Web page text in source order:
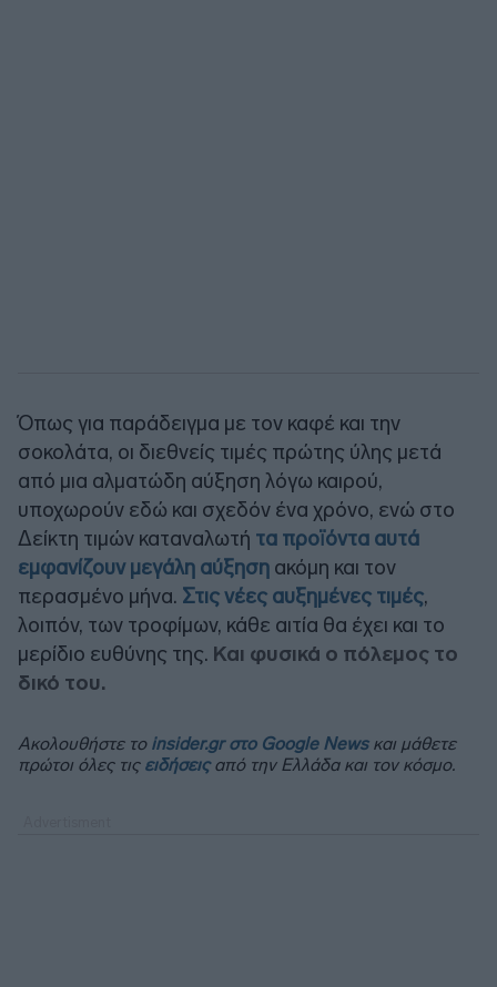
Όπως για παράδειγμα με τον καφέ και την
σοκολάτα, οι διεθνείς τιμές πρώτης ύλης μετά
από μια αλματώδη αύξηση λόγω καιρού,
υποχωρούν εδώ και σχεδόν ένα χρόνο, ενώ στο
Δείκτη τιμών καταναλωτή τα προϊόντα αυτά
εμφανίζουν μεγάλη αύξηση ακόμη και τον
περασμένο μήνα. Στις νέες αυξημένες τιμές,
λοιπόν, των τροφίμων, κάθε αιτία θα έχει και το
μερίδιο ευθύνης της. Και φυσικά ο πόλεμος το
δικό του.
Ακολουθήστε το insider.gr στο Google Newsκαι μάθετε
πρώτοι όλες τις ειδήσειςαπό την Ελλάδα και τον κόσμο.